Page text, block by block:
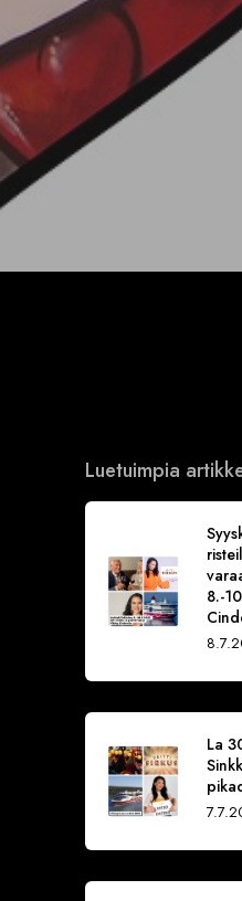
Luetuimpia
8.-
La